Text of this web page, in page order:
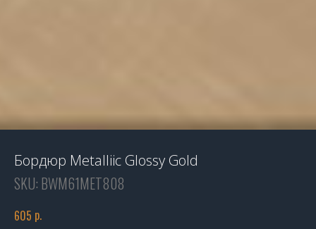
Бордюр Metalliic Glossy Gold
SKU: BWM61MET808
605 р.